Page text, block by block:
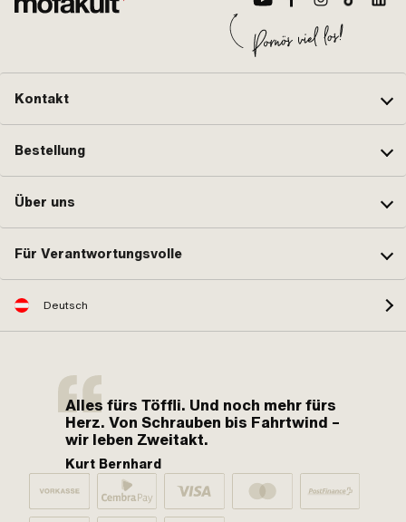
Kontakt
Bestellung
Über uns
Für Verantwortungsvolle
Deutsch
Alles fürs Töffli. Und noch mehr fürs
Herz. Von Schrauben bis Fahrtwind –
wir leben Zweitakt.
Kurt Bernhard